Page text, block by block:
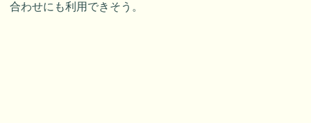
合わせにも利用できそう。